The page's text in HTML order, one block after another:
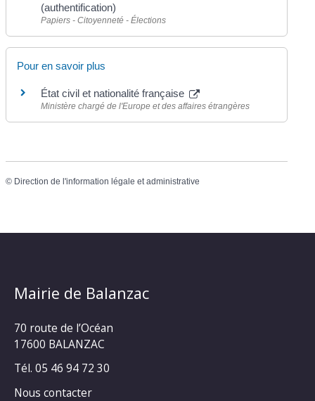
(authentification)
Papiers - Citoyenneté - Élections
Pour en savoir plus
État civil et nationalité française
Ministère chargé de l'Europe et des affaires étrangères
© Direction de l'information légale et administrative
Mairie de Balanzac
70 route de l’Océan
17600 BALANZAC
Tél. 05 46 94 72 30
Nous contacter